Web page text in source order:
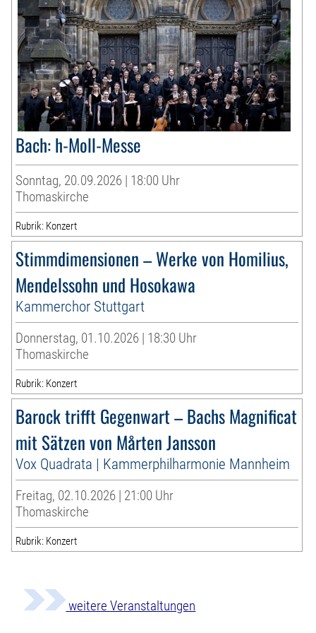
Bach: h-Moll-Messe
Sonntag, 20.09.2026 | 18:00 Uhr
Thomaskirche
Rubrik: Konzert
Stimmdimensionen – Werke von Homilius,
Mendelssohn und Hosokawa
Kammerchor Stuttgart
Donnerstag, 01.10.2026 | 18:30 Uhr
Thomaskirche
Rubrik: Konzert
Barock trifft Gegenwart – Bachs Magnificat
mit Sätzen von Mårten Jansson
Vox Quadrata | Kammerphilharmonie Mannheim
Freitag, 02.10.2026 | 21:00 Uhr
Thomaskirche
Rubrik: Konzert
weitere Veranstaltungen